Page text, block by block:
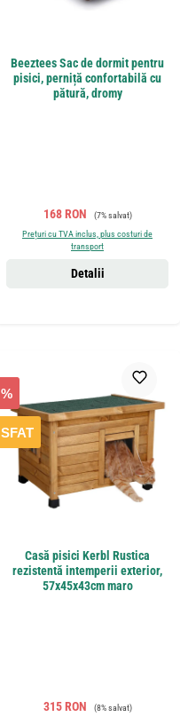
Beeztees Sac de dormit pentru
pisici, perniță confortabilă cu
pătură, dromy
Preț de vânzare:
168 RON Preț obișnuit:
(7% salvat)
Prețuri cu TVA inclus, plus costuri de
transport
Detalii
%
SFAT
Casă pisici Kerbl Rustica
rezistentă intemperii exterior,
57x45x43cm maro
Preț de vânzare:
315 RON Preț obișnuit:
(8% salvat)